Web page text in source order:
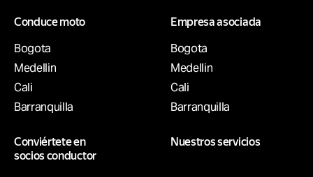
Conduce moto
Bogota
Medellin
Cali
Barranquilla
Empresa asociada
Bogota
Medellin
Cali
Barranquilla
Conviértete en
socios conductor
Nuestros servicios